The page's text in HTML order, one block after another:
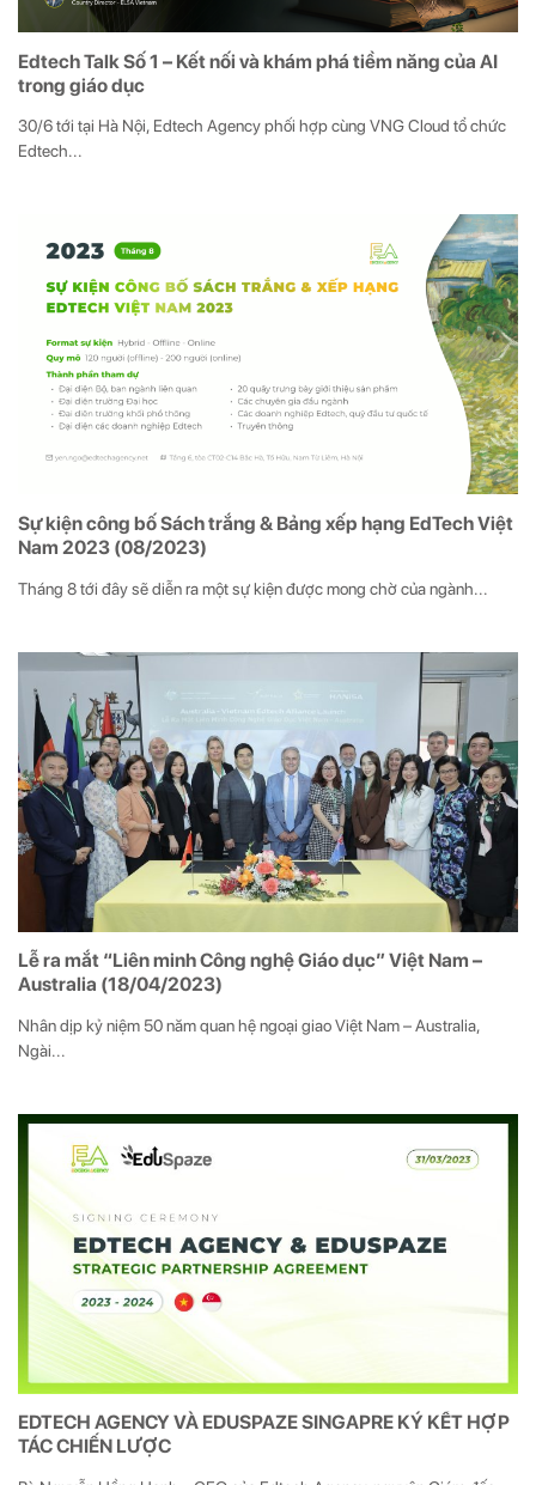
Edtech Talk Số 1 – Kết nối và khám phá tiềm năng của AI
trong giáo dục
30/6 tới tại Hà Nội, Edtech Agency phối hợp cùng VNG Cloud tổ chức
Edtech...
Sự kiện công bố Sách trắng & Bảng xếp hạng EdTech Việt
Nam 2023 (08/2023)
Tháng 8 tới đây sẽ diễn ra một sự kiện được mong chờ của ngành...
Lễ ra mắt “Liên minh Công nghệ Giáo dục” Việt Nam –
Australia (18/04/2023)
Nhân dịp kỷ niệm 50 năm quan hệ ngoại giao Việt Nam – Australia,
Ngài...
EDTECH AGENCY VÀ EDUSPAZE SINGAPRE KÝ KẾT HỢP
TÁC CHIẾN LƯỢC